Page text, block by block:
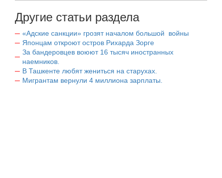
Другие статьи раздела
«Адские санкции» грозят началом большой войны
Японцам откроют остров Рихарда Зорге
За бандеровцев воюют 16 тысяч иностранных
наемников.
В Ташкенте любят жениться на старухах.
Мигрантам вернули 4 миллиона зарплаты.